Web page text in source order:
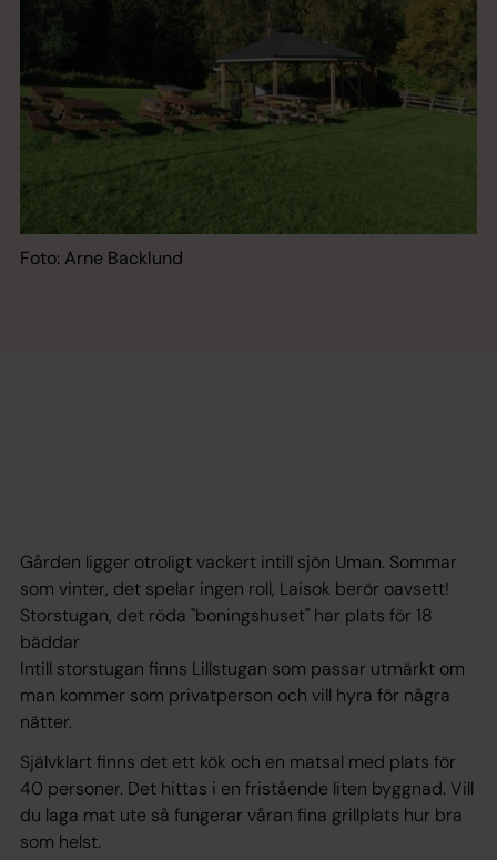
Foto: Arne Backlund
Gården ligger otroligt vackert intill sjön Uman. Sommar
som vinter, det spelar ingen roll, Laisok berör oavsett!
Storstugan, det röda "boningshuset" har plats för 18
bäddar
Intill storstugan finns Lillstugan som passar utmärkt om
man kommer som privatperson och vill hyra för några
nätter.
Självklart finns det ett kök och en matsal med plats för
40 personer. Det hittas i en fristående liten byggnad. Vill
du laga mat ute så fungerar våran fina grillplats hur bra
som helst.